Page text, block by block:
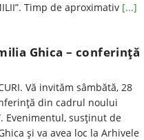
Timp de aproximativ [...]
Ghica – conferinţă
Vă invităm sâmbătă, 28
din cadrul noului
Evenimentul, susținut de
și va avea loc la Arhivele